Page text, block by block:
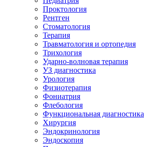
Проктология
Рентген
Стоматология
Терапия
Травматология и ортопедия
Трихология
Ударно-волновая терапия
УЗ диагностика
Урология
Физиотерапия
Фониатрия
Флебология
Функциональная диагностика
Хирургия
Эндокринология
Эндоскопия